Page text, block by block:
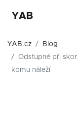
YAB
YAB.cz
Blog
Odstupné při
komu náleží